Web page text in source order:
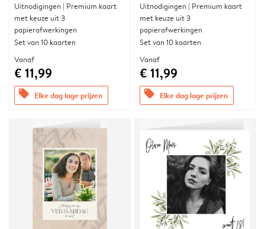
Uitnodigingen | Premium kaart
met keuze uit 3
papierafwerkingen
Set van 10 kaarten
Vanaf
€ 11,99
offers Elke dag lage prijzen
Uitnodigingen | Premium kaart
met keuze uit 3
papierafwerkingen
Set van 10 kaarten
Vanaf
€ 11,99
offers Elke dag lage prijzen